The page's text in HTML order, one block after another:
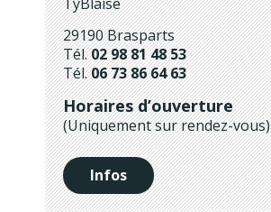
29190 Brasparts
Tél.02 98 81 48 53
Tél.06 73 86 64 63
Horaires d’ouverture
(Uniquement sur rendez-vous)
Infos